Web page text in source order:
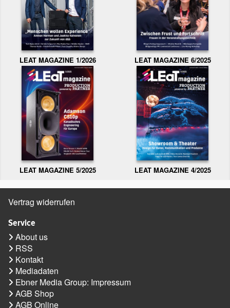
LEAT MAGAZINE 1/2026 LEAT MAGAZINE 6/2025
LEAT MAGAZINE 5/2025 LEAT MAGAZINE 4/2025
Vertrag widerrufen
Service
About us
RSS
Kontakt
Mediadaten
Ebner Media Group: Impressum
AGB Shop
AGB Online